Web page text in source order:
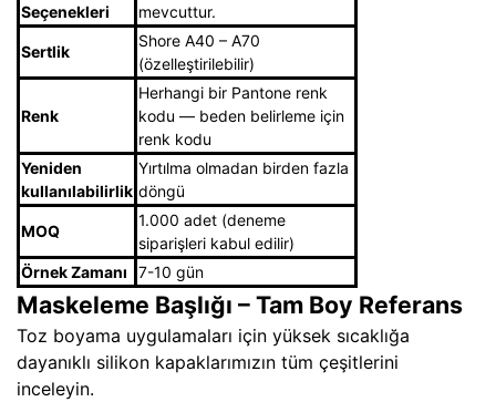
Seçenekleri
mevcuttur.
Sertlik
Shore A40 – A70
(özelleştirilebilir)
Renk
Herhangi bir Pantone renk
kodu — beden belirleme için
renk kodu
Yeniden
kullanılabilirlik
Yırtılma olmadan birden fazla
döngü
MOQ
1.000 adet (deneme
siparişleri kabul edilir)
Örnek Zamanı
7-10 gün
Maskeleme Başlığı – Tam Boy Referans
Toz boyama uygulamaları için yüksek sıcaklığa
dayanıklı silikon kapaklarımızın tüm çeşitlerini
inceleyin.